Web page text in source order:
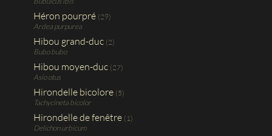
Héron pourpré (29)
Ardea purpurea
Hibou grand-duc (2)
Bubo bubo
Hibou moyen-duc (27)
Asio otus
Hirondelle bicolore (5)
Tachycineta bicolor
Hirondelle de fenêtre (1)
Delichon urbicum